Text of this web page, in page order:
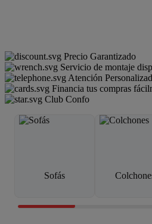
Precio Garantizado
Servicio de montaje
Atención
Financia tus compras
Club Confo
Sofás